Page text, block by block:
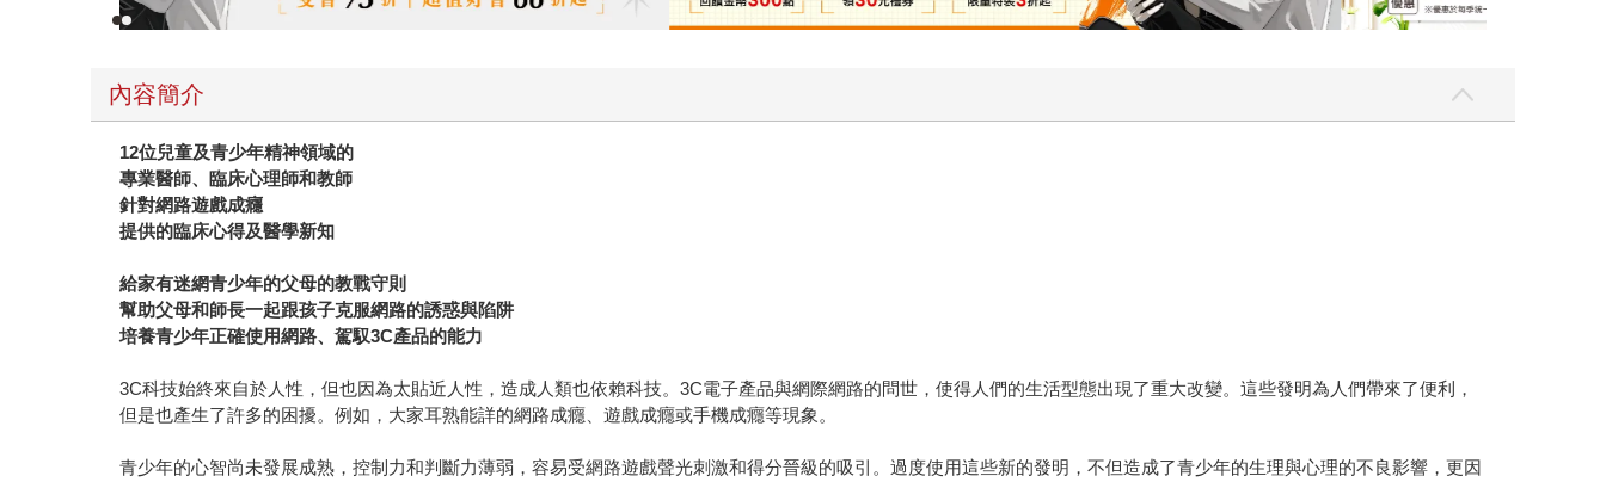
內容簡介
12位兒童及青少年精神領域的
專業醫師、臨床心理師和教師
針對網路遊戲成癮
提供的臨床心得及醫學新知
給家有迷網青少年的父母的教戰守則
幫助父母和師長一起跟孩子克服網路的誘惑與陷阱
培養青少年正確使用網路、駕馭3C產品的能力
3C科技始終來自於人性，但也因為太貼近人性，造成人類也依賴科技。3C電子產品與網際網路的問世，使得人們的生活型態出現了重大改變。這些發明為人們帶來了便利，
但是也產生了許多的困擾。例如，大家耳熟能詳的網路成癮、遊戲成癮或手機成癮等現象。
青少年的心智尚未發展成熟，控制力和判斷力薄弱，容易受網路遊戲聲光刺激和得分晉級的吸引。過度使用這些新的發明，不但造成了青少年的生理與心理的不良影響，更因